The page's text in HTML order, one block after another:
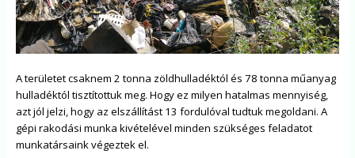
A területet csaknem 2 tonna zöldhulladéktól és 78 tonna műanyag
hulladéktól tisztítottuk meg. Hogy ez milyen hatalmas mennyiség,
azt jól jelzi, hogy az elszállítást 13 fordulóval tudtuk megoldani. A
gépi rakodási munka kivételével minden szükséges feladatot
munkatársaink végeztek el.